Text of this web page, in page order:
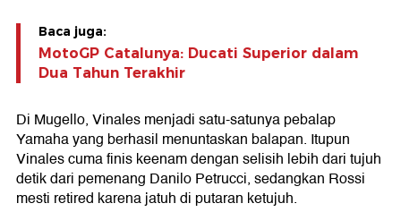
Baca juga:
MotoGP Catalunya: Ducati Superior dalam
Dua Tahun Terakhir
Di Mugello, Vinales menjadi satu-satunya pebalap
Yamaha yang berhasil menuntaskan balapan. Itupun
Vinales cuma finis keenam dengan selisih lebih dari tujuh
detik dari pemenang Danilo Petrucci, sedangkan Rossi
mesti retired karena jatuh di putaran ketujuh.